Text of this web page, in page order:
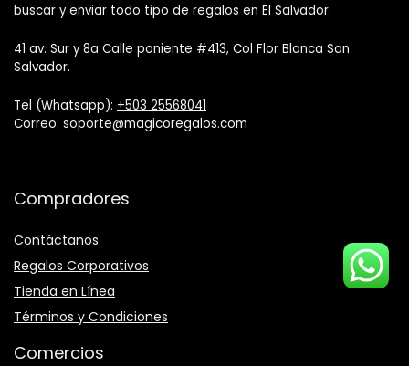
buscar y enviar todo tipo de regalos en El Salvador.
41 av. Sur y 8a Calle poniente #413, Col Flor Blanca San
Salvador.
Tel (Whatsapp): +503 25568041
Correo: soporte@magicoregalos.com
Compradores
Contáctanos
Regalos Corporativos
Tienda en Línea
Términos y Condiciones
Comercios